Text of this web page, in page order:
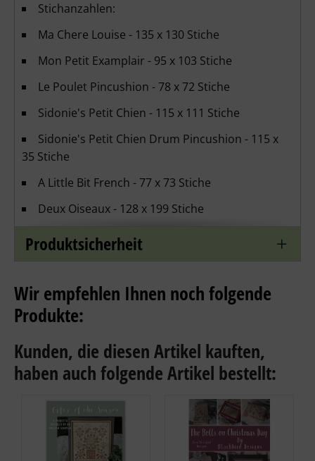
Stichanzahlen:
Ma Chere Louise - 135 x 130 Stiche
Mon Petit Examplair - 95 x 103 Stiche
Le Poulet Pincushion - 78 x 72 Stiche
Sidonie's Petit Chien - 115 x 111 Stiche
Sidonie's Petit Chien Drum Pincushion - 115 x
35 Stiche
A Little Bit French - 77 x 73 Stiche
Deux Oiseaux - 128 x 199 Stiche
A Bit of Spring - 206 x 142 Stiche
Her Fair Works - A Sewing Box - 145 x 96 Stiche
The Budding Twigs - Pinroll - 69 x 61 Stiche
The Last Rose of Summer Sewing Box - 118 x 70
Spring Green Pincushion - 75 x 78 Stiche
Sie erhalten eine Stickvorlage für gezählten
Kreuzstich aus Papier, Stickmaterial ist nicht
enthalten
Zählmuster zu den Themen und Motiven:
Produktsicherheit
Wir empfehlen Ihnen noch folgende
Produkte:
Kunden, die diesen Artikel kauften,
haben auch folgende Artikel bestellt: